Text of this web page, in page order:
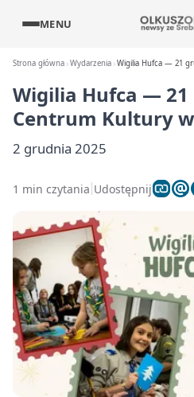
MENU
Strona główna Wydarzenia Wigilia Hufca — 21
Wigilia Hufca —
Centrum Kultury
2 grudnia 2025
1 min czytania Udostępnij